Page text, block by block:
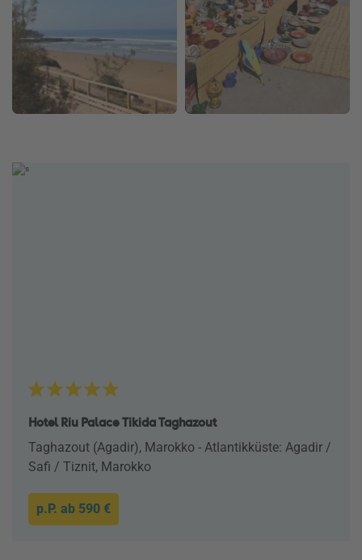
Hotel Riu Palace Tikida Taghazout
Taghazout (Agadir), Marokko - Atlantikküste: Agadir /
Safi / Tiznit, Marokko
p.P. ab 590 €